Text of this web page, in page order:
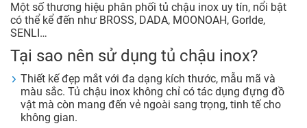
Một số thương hiệu phân phối tủ chậu inox uy tín, nổi bật
có thể kể đến như BROSS, DADA, MOONOAH, Gorlde,
SENLI…
Tại sao nên sử dụng tủ chậu inox?
Thiết kế đẹp mắt với đa dạng kích thước, mẫu mã và
màu sắc. Tủ chậu inox không chỉ có tác dụng đựng đồ
vật mà còn mang đến vẻ ngoài sang trọng, tinh tế cho
không gian.